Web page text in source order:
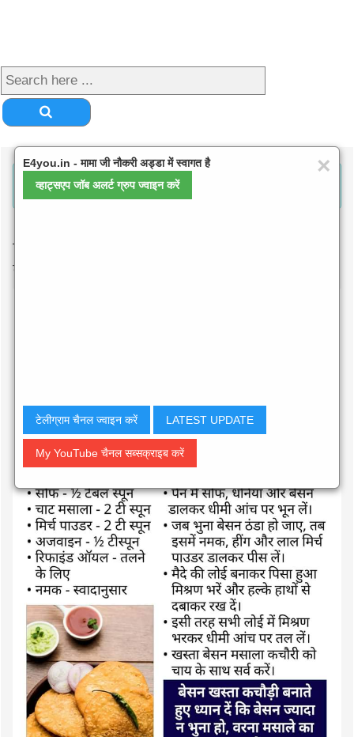
COOKING - खस्ता बेसन मसाला कचौरी बनाने की विधि
देखें
खाने के शौकीन हैं तो खस्ता बेसन मसाला कचौरी बनाने
की विधि देखें
×
E4you.in - मामा जी नौकरी अड्डा में स्वागत है
व्हाट्सएप जॉब अलर्ट ग्रुप ज्वाइन करें
टेलीग्राम चैनल ज्वाइन करें LATEST UPDATE
My YouTube चैनल सब्सक्राइब करें